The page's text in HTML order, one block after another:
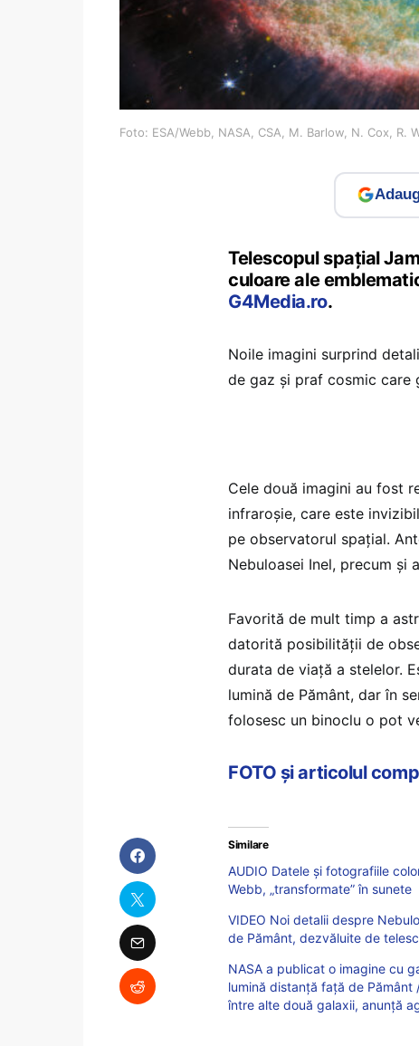
Foto: ESA/Webb, NASA, CSA, M. Barlow, N. Cox, R.
Telescopul spațial
culoare ale
G4Media.ro.
Noile imagini surprind
de gaz și praf cosmic care
Cele două imagini au fost
infraroșie, care este
pe observatorul spațial.
Nebuloasei Inel, precum și
Favorită de mult timp a
datorită posibilității de
durata de viață a stelelor.
lumină de Pământ, dar în
folosesc un binoclu o pot
FOTO și articolul
Similare
AUDIO Datele și fotografiile
Webb, „transformate” în sunete
VIDEO Noi detalii despre
de Pământ, dezvăluite de
NASA a publicat o imagine cu
lumină distanță față de Pământ
între alte două galaxii, anunță